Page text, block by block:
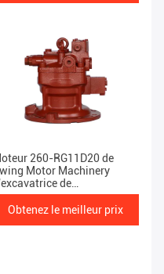
260-RG11D20 de
Motor Machinery
de
10A-85A pour
215 - RG11D
Obtenez le meilleur prix